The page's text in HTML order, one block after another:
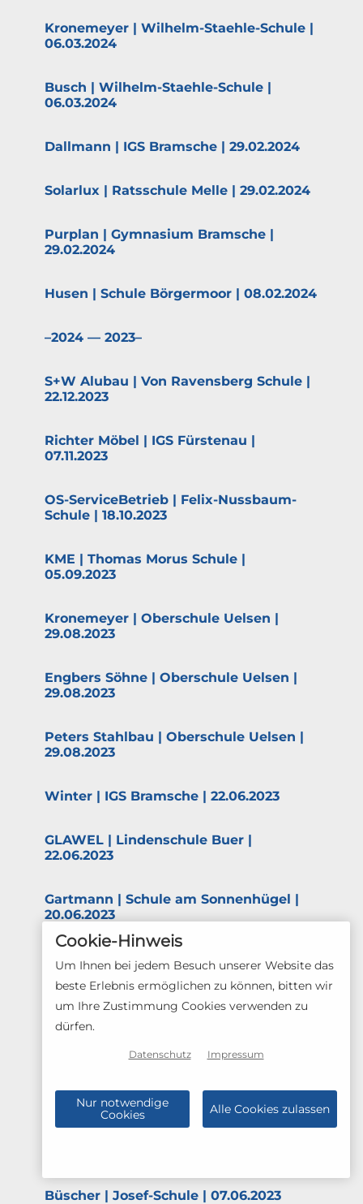
Krone­meyer | Wilhelm-Staehle-Schule |
06.03.2024
Busch | Wilhelm-Staehle-Schule |
06.03.2024
Dallmann | IGS Bramsche | 29.02.2024
Solarlux | Ratsschule Melle | 29.02.2024
Purplan | Gymnasium Bramsche |
29.02.2024
Husen | Schule Börgermoor | 08.02.2024
–2024 — 2023–
S+W Alubau | Von Ravensberg Schule |
22.12.2023
Richter Möbel | IGS Fürstenau |
07.11.2023
OS-Service­­­Be­­trieb | Felix-Nussbaum-
Schule | 18.10.2023
KME | Thomas Morus Schule |
05.09.2023
Krone­meyer | Oberschule Uelsen |
29.08.2023
Engbers Söhne | Oberschule Uelsen |
29.08.2023
Peters Stahlbau | Oberschule Uelsen |
29.08.2023
Winter | IGS Bramsche | 22.06.2023
GLAWEL | Linden­schule Buer |
22.06.2023
Gartmann | Schule am Sonnen­hügel |
20.06.2023
Echterhoff | Gesamt­schule Lotte
Wester­kappeln | 14.06.2023
BEN Maschi­nenbau | Realschule
Wallen­horst | 14.06.2023
13.06.2023
Büscher | Josef-Schule | 07.06.2023
Cookie-Hinweis
Um Ihnen bei jedem Besuch unserer Website das
beste Erlebnis ermöglichen zu können, bitten wir
um Ihre Zustimmung Cookies verwenden zu
dürfen.
Datenschutz Impressum
Nur notwendige
Cookies
Alle Cookies zulassen